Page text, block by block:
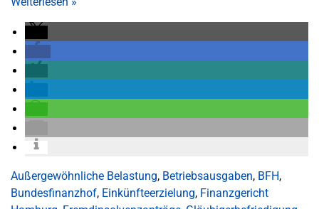
Außergewöhnliche Belastung, Betriebsausgaben, BFH,
Bundesfinanzhof, Einkünfteerzielung, Finanzgericht